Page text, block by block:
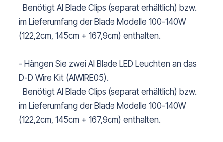
Benötigt AI Blade Clips (separat erhältlich) bzw.
im Lieferumfang der Blade Modelle 100-140W
(122,2cm, 145cm + 167,9cm) enthalten.
- Hängen Sie zwei AI Blade LED Leuchten an das
D-D Wire Kit (AIWIRE05).
Benötigt AI Blade Clips (separat erhältlich) bzw.
im Lieferumfang der Blade Modelle 100-140W
(122,2cm, 145cm + 167,9cm) enthalten.